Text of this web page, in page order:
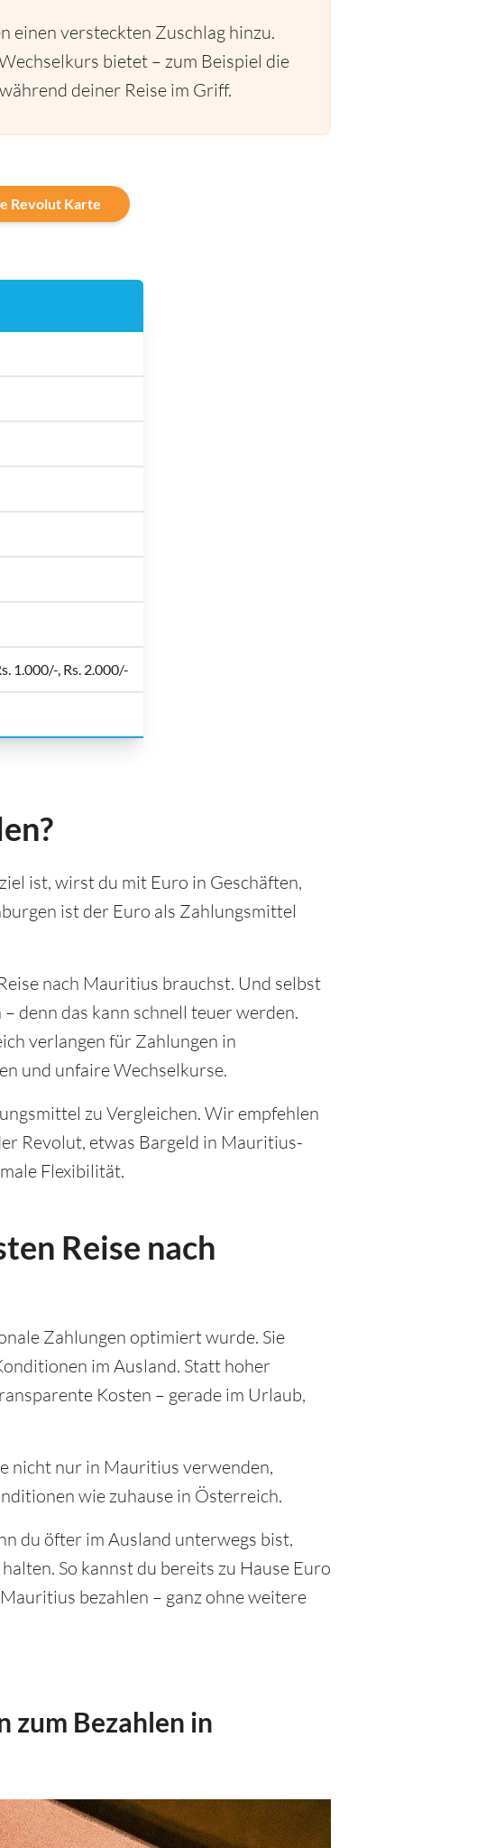
einen versteckten Zuschlag hinzu.
bietet – zum Beispiel die
deiner Reise im Griff.
Revolut Karte
1.000/-, Rs. 2.000/-
ist, wirst du mit Euro in Geschäften,
ist der Euro als Zahlungsmittel
nach Mauritius brauchst. Und selbst
denn das kann schnell teuer werden.
verlangen für Zahlungen in
und unfaire Wechselkurse.
zu Vergleichen. Wir empfehlen
Revolut, etwas Bargeld in Mauritius-
Flexibilität.
Reise nach
Zahlungen optimiert wurde. Sie
im Ausland. Statt hoher
Kosten – gerade im Urlaub,
nicht nur in Mauritius verwenden,
wie zuhause in Österreich.
du öfter im Ausland unterwegs bist,
So kannst du bereits zu Hause Euro
bezahlen – ganz ohne weitere
Bezahlen in